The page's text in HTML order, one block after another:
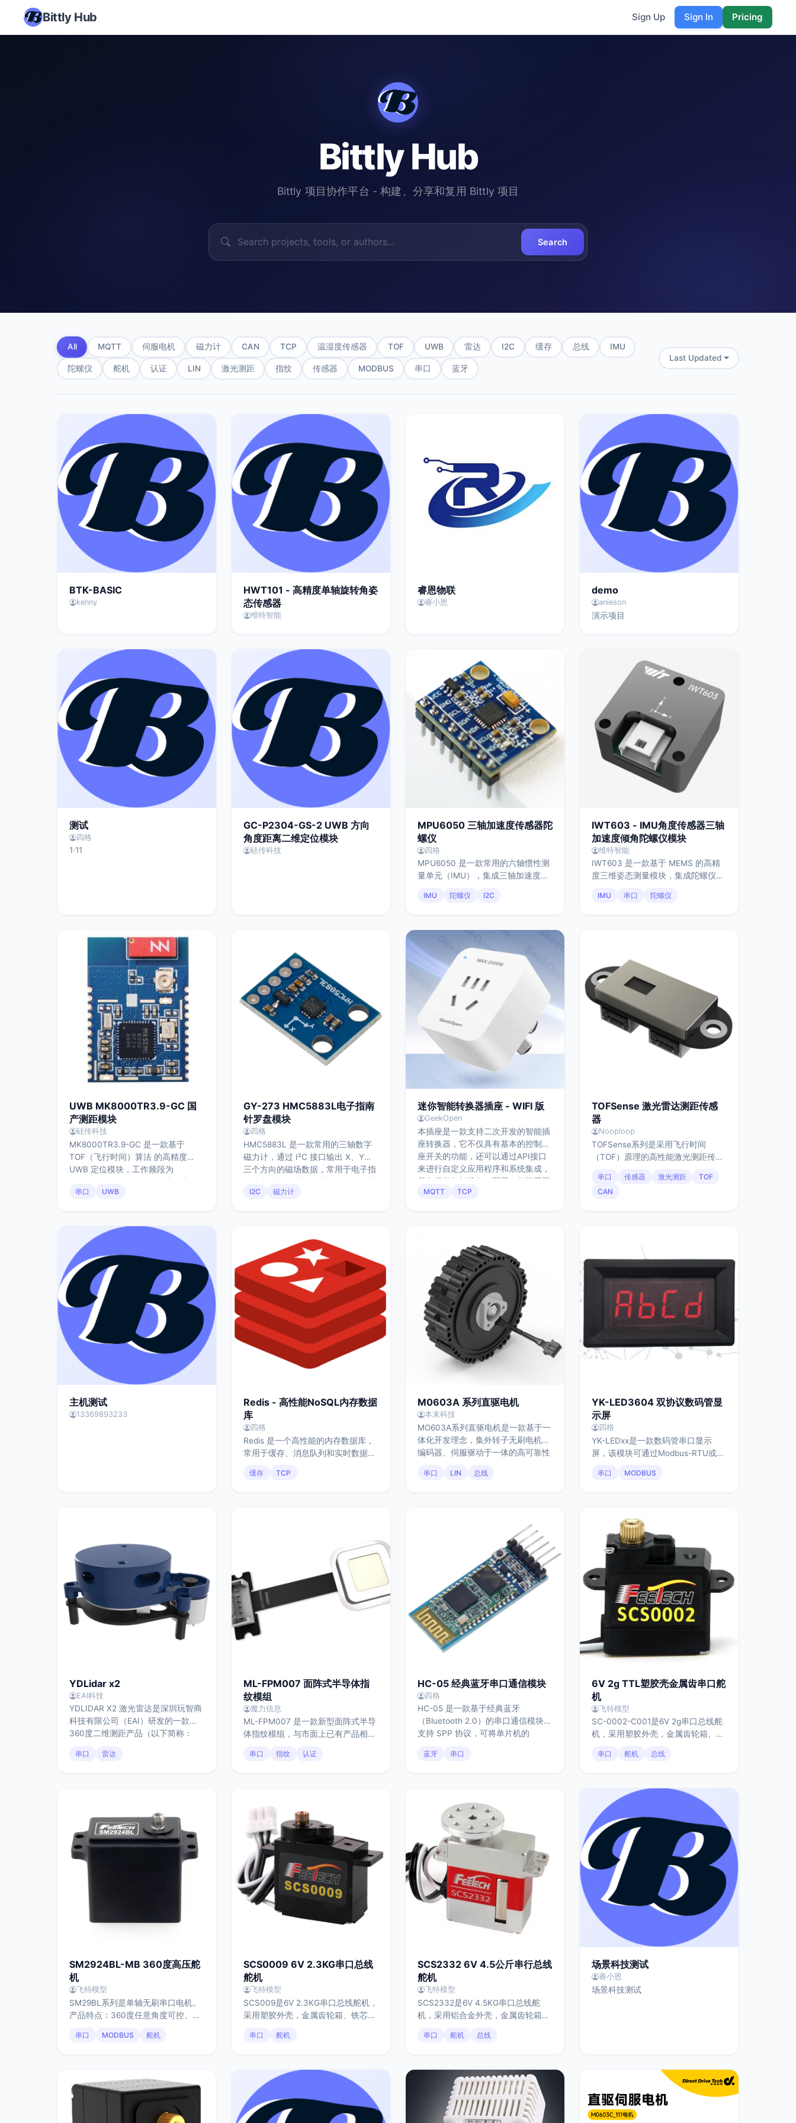
Bittly Hub Sign Up Sign In Pricing
Bittly Hub
Bittly 项目协作平台 - 构建、分享和复用 Bittly 项目
Search
All MQTT 伺服电机 磁力计 CAN TCP 温湿度传感器 TOF UWB 雷达 I2C 缓存 总线 IMU
陀螺仪 舵机 认证 LIN 激光测距 指纹 传感器 MODBUS 串口 蓝牙
Last Updated
BTK-BASIC
kenny
HWT101 - 高精度单轴旋转角姿
态传感器
维特智能
睿恩物联
睿小恩
demo
anieson
演示项目
测试
四格
1·11
GC-P2304-GS-2 UWB 方向
角度距离二维定位模块
硅传科技
MPU6050 三轴加速度传感器陀
螺仪
四格
MPU6050 是一款常用的六轴惯性测
量单元（IMU），集成三轴加速度计
态、倾斜和运动状态，通过 I²C 接口
融合，具有成本低、生态成熟、资料
丰富等特点，广泛应用于机器人、无
人机、平衡系统及各类姿态感知场景
中。
IMU 陀螺仪 I2C
IWT603 - IMU角度传感器三轴
加速度倾角陀螺仪模块
维特智能
IWT603 是一款基于 MEMS 的高精
度三维姿态测量模块，集成陀螺仪、
Kalman 滤波算法，可在动态环境下
和姿态监测等高精度场景。
IMU 串口 陀螺仪
UWB MK8000TR3.9-GC 国
产测距模块
硅传科技
MK8000TR3.9-GC 是一款基于
TOF（飞行时间）算法 的高精度
UWB 定位模块，工作频段为
场景下可实现 10–30 cm 级定位精
行定位应用。模块采用紧凑封装
（15.15 × 21.76 mm），支持 UART
接口，功耗低（工作电流约 43
mA，休眠可低至 µA 级），可选 陶
瓷天线或外置天线，部署灵活，支
持“一拖三”基站架构。
串口 UWB
GY-273 HMC5883L电子指南
针罗盘模块
四格
HMC5883L 是一款常用的三轴数字
磁力计，通过 I²C 接口输出 X、Y、Z
三个方向的磁场数据，常用于电子指
块安装方向及周围磁环境密切相关，
I2C 磁力计
迷你智能转换器插座 - WIFI 版
GeekOpen
本插座是一款支持二次开发的智能插
座转换器，它不仅具有基本的控制插
座开关的功能，还可以通过API接口
来进行自定义应用程序和系统集成，
我们提供包括设备、配网、物联网平
台等二次开发调试和控制的完整软硬
MQTT TCP
TOFSense 激光雷达测距传感
器
Nooploop
TOFSense系列是采用飞行时间
（TOF）原理的高性能激光测距传感
力，分辨率高达1毫米，并以30Hz频
率实时输出数据。其视场角最大可调
功能，便于构建扩展的测距网络。部
分型号还集成了互补I/O电平输出，
可直接联动控制外围设备，系统集成
度高，适用于机器人、工业自动化、
智能安防等领域对精度与实时性要求
严苛的测距应用。
串口 传感器 激光测距
TOF
CAN
主机测试
13369893233
Redis - 高性能NoSQL内存数据
库
四格
Redis 是一个高性能的内存数据库，
常用于缓存、消息队列和实时数据处
RESP（Redis Serialization
串、整数、数组或错误）。正因为协
议轻量、解析成本低，Redis 能在高
并发场景下保持极低延迟和高吞吐。
缓存 TCP
M0603A 系列直驱电机
本末科技
MO603A系列直驱电机是一款基于一
体化开发理念，集外转子无刷电机、
编码器、伺服驱动于一体的高可靠性
装方便，运行稳定，小体积、大扭矩
串口 LIN 总线
YK-LED3604 双协议数码管显
示屏
四格
YK-LEDxx是一款数码管串口显示
屏，该模块可通过Modbus-RTU或字
波特率为下列任意值:4800、9600、
挡亮度选择、自定义闪烁;支持
Modbus-RTU协议的0x03、0x06、
0x10功能码;支持整数、浮点数、字
符、段码等显示模式。
串口 MODBUS
YDLidar x2
EAI科技
YDLIDAR X2 激光雷达是深圳玩智商
科技有限公司（EAI）研发的一款
360度二维测距产品（以下简称：
配以相关光学、电学、算法设计，实
串口 雷达
ML-FPM007 面阵式半导体指
纹模组
魔力信息
ML-FPM007 是一款新型面阵式半导
体指纹模组，与市面上已有产品相
别速度快，识别准确度高等优势。尤
应性能及高速的识别速度。
串口 指纹 认证
HC-05 经典蓝牙串口通信模块
四格
HC-05 是一款基于经典蓝牙
（Bluetooth 2.0）的串口通信模块，
支持 SPP 协议，可将单片机的
从模式切换，可通过 AT 指令配置名
与数据传输。需要注意的是，HC-05
不支持 BLE，且 iOS 系统原生不支持
SPP，适合教学、原型验证和工程调
试场景。
蓝牙 串口
6V 2g TTL塑胶壳金属齿串口舵
机
飞特模型
SC-0002-C001是6V 2g串口总线舵
机，采用塑胶外壳，金属齿轮箱、无
板，高品质电位器，28T型输出头。
作模式，反馈位置、速度、电压、温
度、负载参数，从而实现过载保护。
适合应用于教学、创客、机器人关节
等小扭力传动应用场景。
串口 舵机 总线
SM2924BL-MB 360度高压舵
机
飞特模型
SM29BL系列是单轴无刷串口电机。
产品特点：360度任意角度可控、小
款齿轮加厚），广泛应用于工业物流
串口 MODBUS 舵机
SCS0009 6V 2.3KG串口总线
舵机
飞特模型
SCS009是6V 2.3KG串口总线舵机，
采用塑胶外壳，金属齿轮箱、铁芯电
品质电位器，25T型输出头。堵转扭
工作模式，反馈位置、速度、电压、
温度、负载参数，从而实现过载保
护。适合应用于教学、创客、机器人
关节等小扭力传动应用场景。
串口 舵机
SCS2332 6V 4.5公斤串行总线
舵机
飞特模型
SCS2332是6V 4.5KG串口总线舵
机，采用铝合金外壳，金属齿轮箱、
制板，高品质电位器，25T型输出
电机工作模式，反馈位置、速度、电
压、温度、负载参数，从而实现过载
保护。适合应用于教学、创客、机器
人关节等小扭力传动应用场景。
串口 舵机 总线
场景科技测试
睿小恩
场景科技测试